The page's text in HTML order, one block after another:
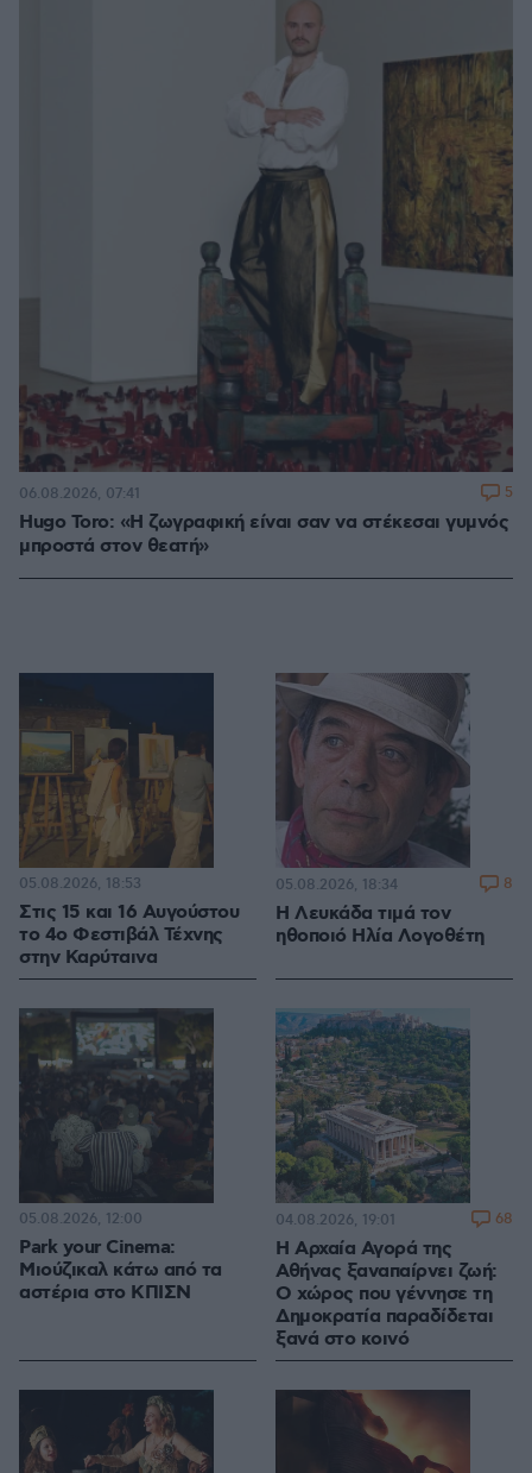
Hugo Toro: «Η ζωγραφική είναι σαν να στέκεσαι γυμνός
μπροστά στον θεατή»
06.08.2026, 07:41 5
Στις 15 και 16 Αυγούστου
το 4ο Φεστιβάλ Τέχνης
στην Καρύταινα
05.08.2026, 18:53
Η Λευκάδα τιμά τον
ηθοποιό Ηλία Λογοθέτη
05.08.2026, 18:34 8
Park your Cinema:
Μιούζικαλ κάτω από τα
αστέρια στο ΚΠΙΣΝ
05.08.2026, 12:00
Η Αρχαία Αγορά της
Αθήνας ξαναπαίρνει ζωή:
Ο χώρος που γέννησε τη
Δημοκρατία παραδίδεται
ξανά στο κοινό
04.08.2026, 19:01 68